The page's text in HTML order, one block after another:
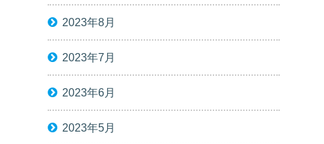
2023年8月
2023年7月
2023年6月
2023年5月